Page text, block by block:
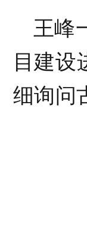
王峰
目建设
细询问